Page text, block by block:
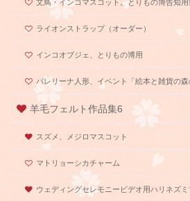
文鳥・インコマスコット。とりもの博告知用
ライオンストラップ（オーダー）
インコオブジェ、とりもの博用
バレリーナ人形、イベント「絵本と雑貨の森
羊毛フェルト作品集6
スズメ、メジロマスコット
マトリョーシカチャーム
ウェディングセレモニービデオ用ハリネズミ